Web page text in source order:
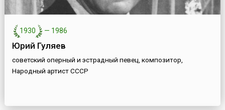
1930 — 1986
Юрий Гуляев
советский оперный и эстрадный певец, композитор,
Народный артист СССР